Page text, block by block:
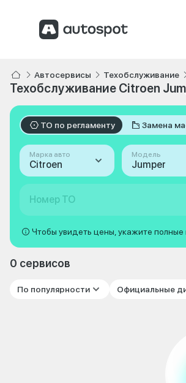
Автосервисы Техобслуживание
Техобслуживание Citroen
ТО по регламенту Замена
Марка авто
Citroen
Модель
Jumper
Номер ТО
Чтобы увидеть цены, укажите
0 сервисов
По популярности Официальные